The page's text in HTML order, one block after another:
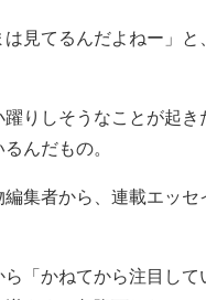
は見てるんだよねー」
躍りしそうなことが起
んだもの。
集者から、連載エッ
「かねてから注目し